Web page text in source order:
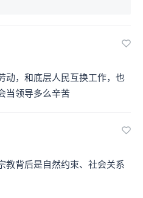
动，和底层人民互换工作，也
当领导多么辛苦
教背后是自然约束、社会关系